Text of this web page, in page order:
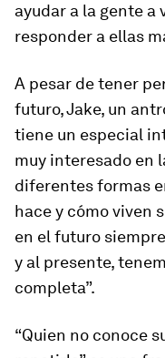
ayudar a la gente a
responder a ellas
A pesar de tener
futuro, Jake, un
tiene un especial
muy interesado en
diferentes formas
hace y cómo viven
en el futuro
y al presente,
completa”.
“Quien no conoce